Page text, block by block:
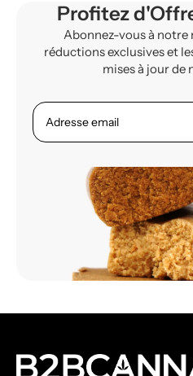
Profitez
Abonnez-vous à
réductions exclusives et
mises à jour de
Adresse email